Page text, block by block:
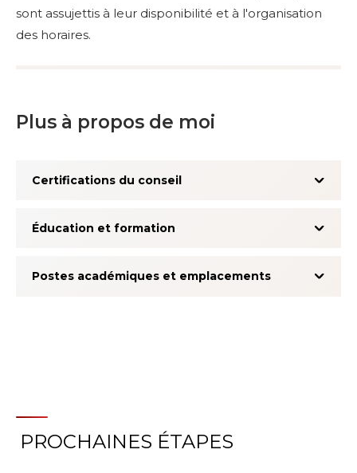
sont assujettis à leur disponibilité et à l'organisation
des horaires.
Plus à propos de moi
Certifications du conseil
Éducation et formation
Postes académiques et emplacements
À propos du système
PROCHAINES ÉTAPES